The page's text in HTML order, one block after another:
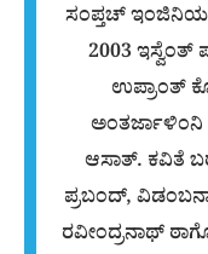
ಸಂಪ್ತಚ್
2003 ಇಸ್ವೆಂತ್
ಉಪ್ರಾಂತ್
ಅಂತರ್ಜಾಳಿಂನಿ
ಆಸಾತ್. ಕವಿತೆ
ಪ್ರಬಂದ್,
ರವೀಂದ್ರನಾಥ್